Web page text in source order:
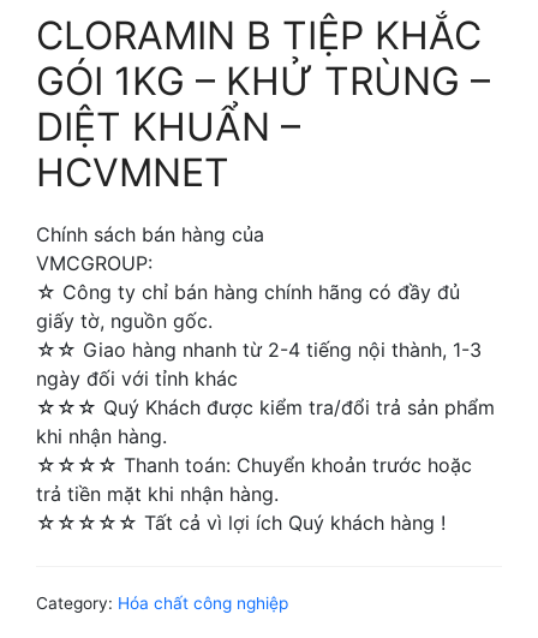
CLORAMIN B TIỆP KHẮC
GÓI 1KG – KHỬ TRÙNG –
DIỆT KHUẨN –
HCVMNET
Chính sách bán hàng của
VMCGROUP:
☆ Công ty chỉ bán hàng chính hãng có đầy đủ
giấy tờ, nguồn gốc.
☆☆ Giao hàng nhanh từ 2-4 tiếng nội thành, 1-3
ngày đối với tỉnh khác
☆☆☆ Quý Khách được kiểm tra/đổi trả sản phẩm
khi nhận hàng.
☆☆☆☆ Thanh toán: Chuyển khoản trước hoặc
trả tiền mặt khi nhận hàng.
☆☆☆☆☆ Tất cả vì lợi ích Quý khách hàng !
Category: Hóa chất công nghiệp